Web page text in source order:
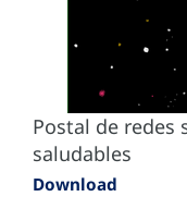
Postal de redes
saludables
Download